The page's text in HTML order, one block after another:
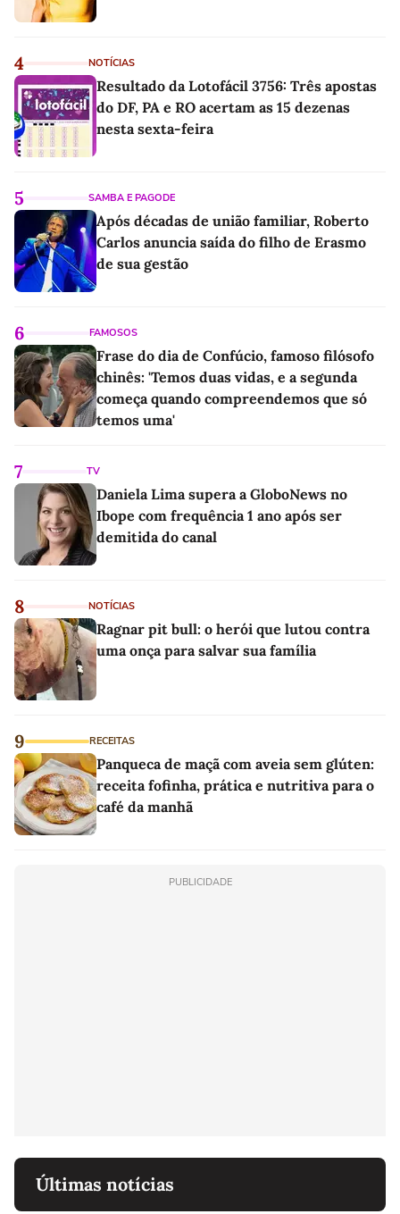
4 NOTÍCIAS
Resultado da Lotofácil 3756: Três apostas
do DF, PA e RO acertam as 15 dezenas
nesta sexta-feira
5 SAMBA E PAGODE
Após décadas de união familiar, Roberto
Carlos anuncia saída do filho de Erasmo
de sua gestão
6 FAMOSOS
Frase do dia de Confúcio, famoso filósofo
chinês: 'Temos duas vidas, e a segunda
começa quando compreendemos que só
temos uma'
7 TV
Daniela Lima supera a GloboNews no
Ibope com frequência 1 ano após ser
demitida do canal
8 NOTÍCIAS
Ragnar pit bull: o herói que lutou contra
uma onça para salvar sua família
9 RECEITAS
Panqueca de maçã com aveia sem glúten:
receita fofinha, prática e nutritiva para o
café da manhã
PUBLICIDADE
Últimas notícias